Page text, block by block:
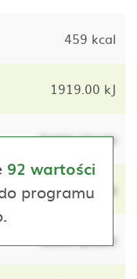
459 kcal
1919.00 kJ
lorem ipsum
lorem ipsum
lorem ipsum
92 wartości
programu